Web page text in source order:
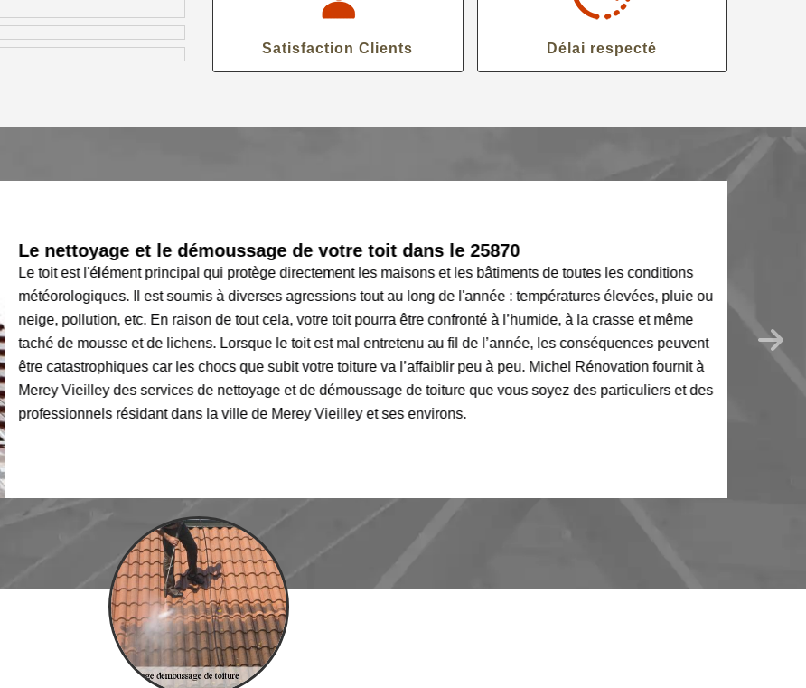
Satisfaction Clients Délai respecté
Le nettoyage et le démoussage de votre toit dans le 25870
Le toit est l'élément principal qui protège directement les maisons et les bâtiments de toutes les conditions
météorologiques. Il est soumis à diverses agressions tout au long de l'année : températures élevées, pluie ou
neige, pollution, etc. En raison de tout cela, votre toit pourra être confronté à l’humide, à la crasse et même
taché de mousse et de lichens. Lorsque le toit est mal entretenu au fil de l’année, les conséquences peuvent
être catastrophiques car les chocs que subit votre toiture va l’affaiblir peu à peu. Michel Rénovation fournit à
Merey Vieilley des services de nettoyage et de démoussage de toiture que vous soyez des particuliers et des
professionnels résidant dans la ville de Merey Vieilley et ses environs.